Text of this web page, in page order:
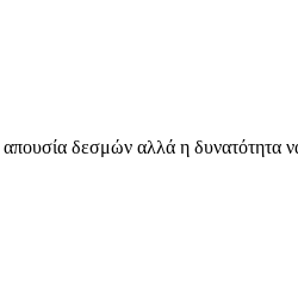
δεσμών αλλά η δυνατότητα